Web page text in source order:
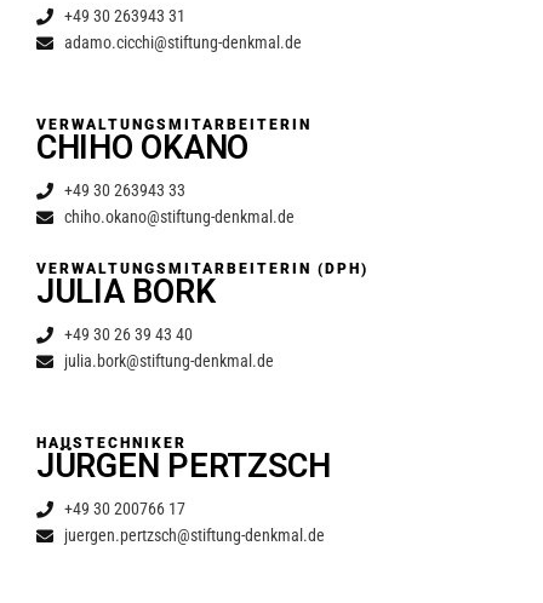
+49 30 263943 31
adamo.cicchi@stiftung-denkmal.de
VERWALTUNGSMITARBEITERIN
CHIHO OKANO
+49 30 263943 33
chiho.okano@stiftung-denkmal.de
VERWALTUNGSMITARBEITERIN (DPH)
JULIA BORK
+49 30 26 39 43 40
julia.bork@stiftung-denkmal.de
HAUSTECHNIKER
JÜRGEN PERTZSCH
+49 30 200766 17
juergen.pertzsch@stiftung-denkmal.de